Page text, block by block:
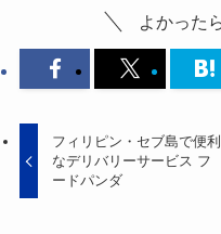
よかった
フィリピン・セブ島で便利
なデリバリーサービス フ
ードパンダ